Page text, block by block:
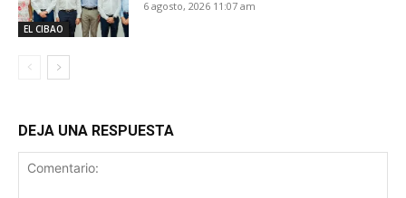
EL CIBAO
6 agosto, 2026 11:07 am
DEJA UNA RESPUESTA